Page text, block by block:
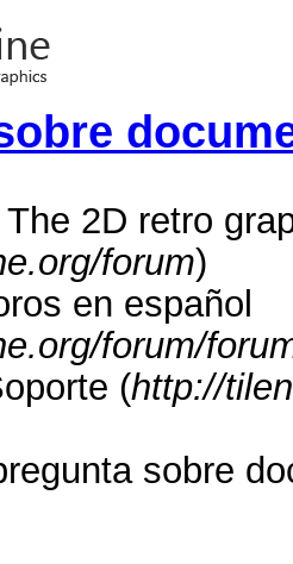
2D retro
forum)
en español
forum/
(http://
sobre